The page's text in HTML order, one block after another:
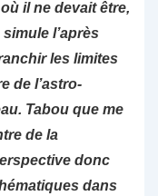
il ne devait être,
l’après
les limites
de l’astro-
Tabou que me
de la
donc
dans